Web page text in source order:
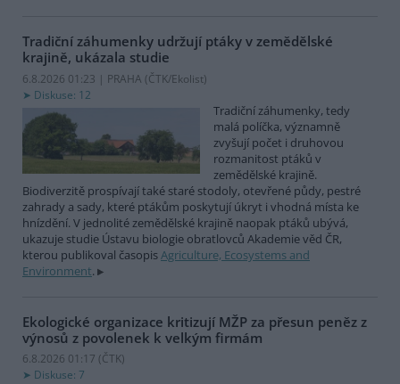
Tradiční záhumenky udržují ptáky v zemědělské
krajině, ukázala studie
6.8.2026 01:23 | PRAHA (ČTK/Ekolist)
Diskuse: 12
Tradiční záhumenky, tedy
malá políčka, významně
zvyšují počet i druhovou
rozmanitost ptáků v
zemědělské krajině.
Biodiverzitě prospívají také staré stodoly, otevřené půdy, pestré
zahrady a sady, které ptákům poskytují úkryt i vhodná místa ke
hnízdění. V jednolité zemědělské krajině naopak ptáků ubývá,
ukazuje studie Ústavu biologie obratlovců Akademie věd ČR,
kterou publikoval časopisAgriculture, Ecosystems and
Environment.
Ekologické organizace kritizují MŽP za přesun peněz z
výnosů z povolenek k velkým firmám
6.8.2026 01:17 (ČTK)
Diskuse: 7